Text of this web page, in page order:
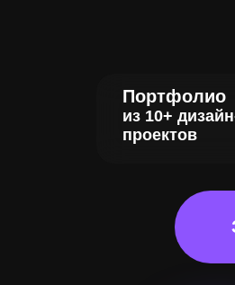
Портфолио
из 10+
проектов